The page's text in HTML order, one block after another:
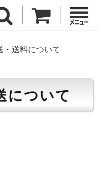
・送料について
について